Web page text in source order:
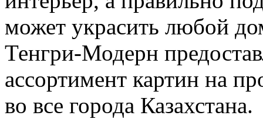
может украсить любой
Тенгри-Модерн
ассортимент картин на
во все города Казахстана.